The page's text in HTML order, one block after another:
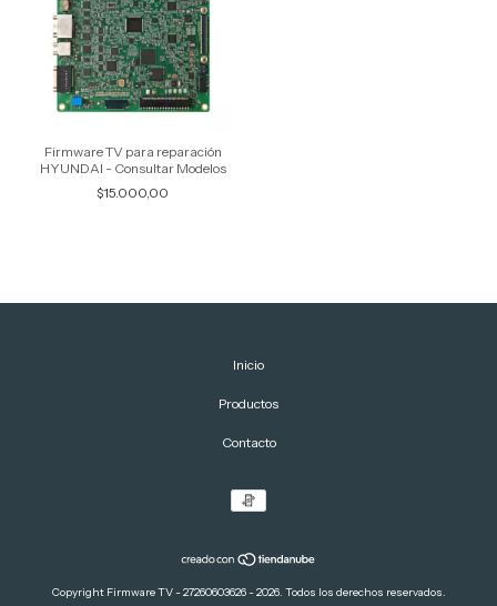
Firmware TV para reparación
HYUNDAI - Consultar Modelos
$15.000,00
Inicio
Productos
Contacto
Copyright Firmware TV - 27260603626 - 2026. Todos los derechos reservados.